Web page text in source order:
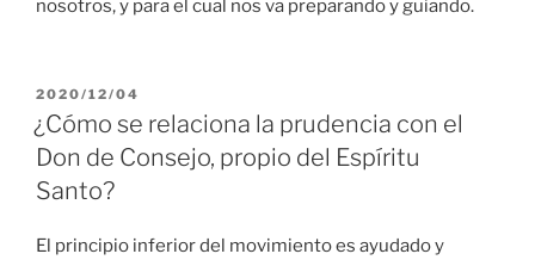
nosotros, y para el cual nos va preparando y guiando.
PUBLICADO
EL
2020/12/04
¿Cómo se relaciona la prudencia con el
Don de Consejo, propio del Espíritu
Santo?
El principio inferior del movimiento es ayudado y